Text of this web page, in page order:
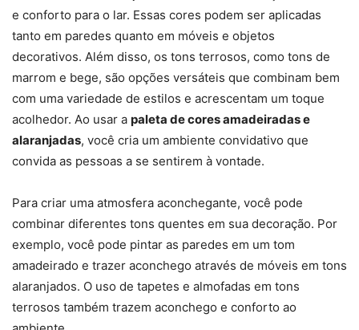
e conforto para o lar. Essas cores podem ser aplicadas
tanto em paredes quanto em móveis e objetos
decorativos. Além disso, os tons terrosos, como tons de
marrom e bege, são opções versáteis que combinam bem
com uma variedade de estilos e acrescentam um toque
acolhedor. Ao usar a paleta de cores amadeiradas e
alaranjadas, você cria um ambiente convidativo que
convida as pessoas a se sentirem à vontade.
Para criar uma atmosfera aconchegante, você pode
combinar diferentes tons quentes em sua decoração. Por
exemplo, você pode pintar as paredes em um tom
amadeirado e trazer aconchego através de móveis em tons
alaranjados. O uso de tapetes e almofadas em tons
terrosos também trazem aconchego e conforto ao